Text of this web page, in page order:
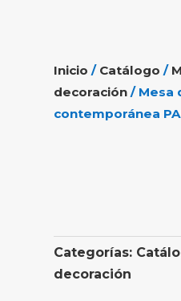
Inicio / Catálogo /
decoración / Mesa
contemporánea
Categorías:
decoración